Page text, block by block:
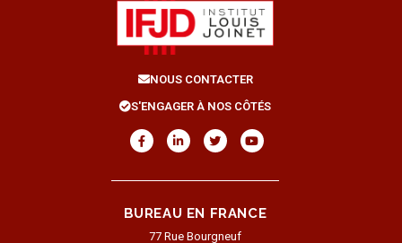
NOUS CONTACTER
S'ENGAGER À NOS CÔTÉS
BUREAU EN FRANCE
77 Rue Bourgneuf